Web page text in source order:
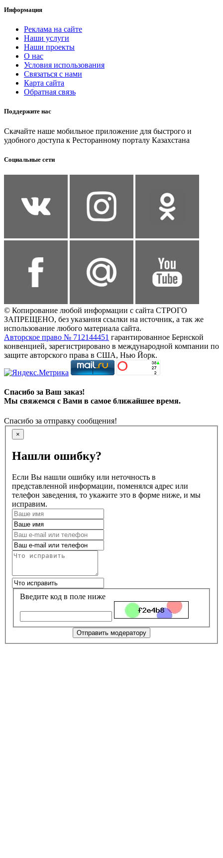
Информация
Реклама на сайте
Наши услуги
Наши проекты
О нас
Условия использования
Связаться с нами
Карта сайта
Обратная связь
Поддержите нас
Скачайте наше мобильное приложение для быстрого и
удобного доступа к Ресторанному порталу Казахстана
Социальные сети
© Копирование любой информации с сайта СТРОГО
ЗАПРЕЩЕНО, без указания ссылки на источник, а так же
использование любого материала сайта.
Авторское право № 712144451 гарантированное Бернской
конвенцией, зарегистрировано в международной компании по
защите авторского права в США, Нью Йорк.
Спасибо за Ваш заказ!
Мы свяжемся с Вами в самое ближайшее время.
Спасибо за отправку сообщения!
×
Нашли ошибку?
Если Вы нашли ошибку или неточность в
представленной информации, поменялся адрес или
телефон заведения, то укажите это в форме ниже, и мы
исправим.
Введите код в поле ниже
Отправить модератору